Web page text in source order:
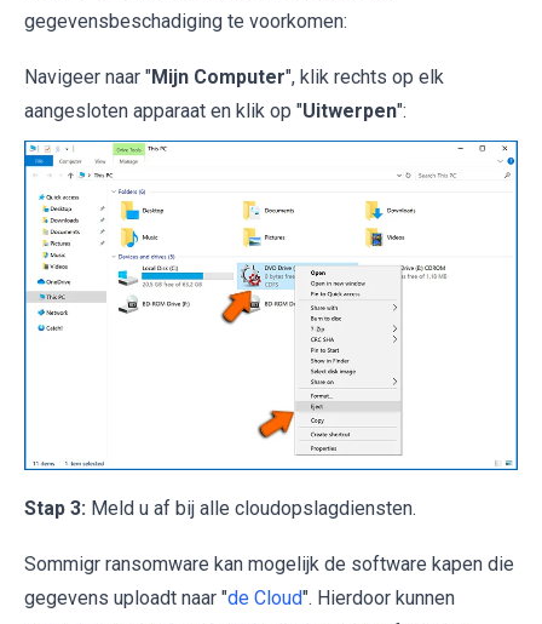
gegevensbeschadiging te voorkomen:
Navigeer naar "Mijn Computer", klik rechts op elk
aangesloten apparaat en klik op "Uitwerpen":
Stap 3: Meld u af bij alle cloudopslagdiensten.
Sommigr ransomware kan mogelijk de software kapen die
gegevens uploadt naar "de Cloud". Hierdoor kunnen